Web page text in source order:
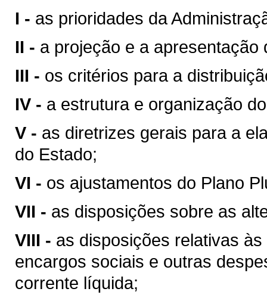
I - as prioridades da
II - a projeção e a
III - os critérios para a
IV - a estrutura e organização
V - as diretrizes gerais para a
do Estado;
VI - os ajustamentos do Plano
VII - as disposições sobre as
VIII - as disposições relativas
encargos sociais e outras
corrente líquida;